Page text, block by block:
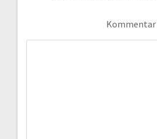
Kommentar